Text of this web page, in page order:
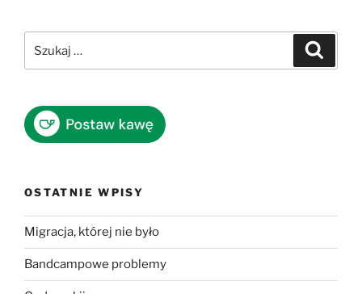
OSTATNIE WPISY
Migracja, której nie było
Bandcampowe problemy